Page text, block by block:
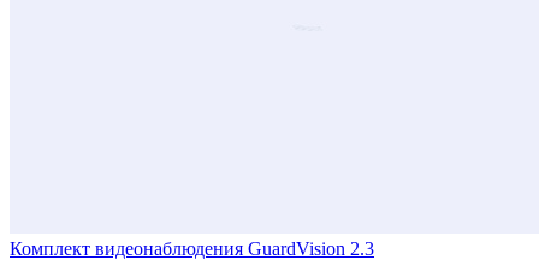
Комплект видеонаблюдения GuardVision 2.3